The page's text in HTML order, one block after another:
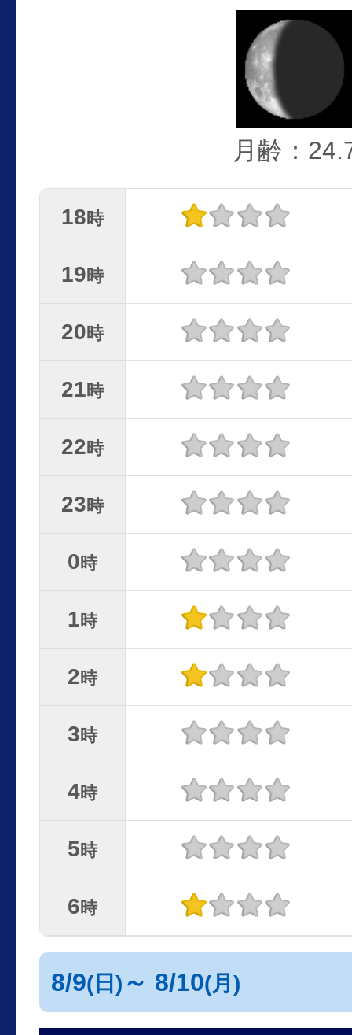
月齢：
18時
19時
20時
21時
22時
23時
0時
1時
2時
3時
4時
5時
6時
8/9(日) ～ 8/10(月)